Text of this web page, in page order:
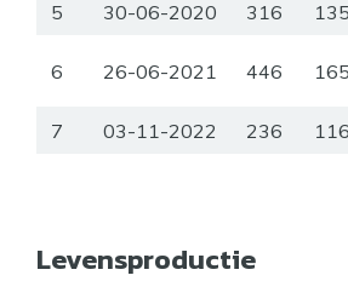
5 30-06-2020 316
6 26-06-2021 446
7 03-11-2022 236
Levensproductie